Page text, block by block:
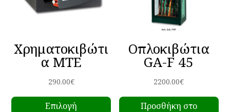
Χρηματοκιβώτι
α MTE
290.00€
Επιλογή
Αυτό
Οπλοκιβώτια
GA-F 45
2200.00€
Προσθήκη στο